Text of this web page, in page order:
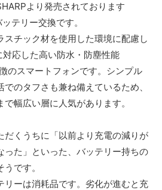
より発売されております
テリー交換です。
スチック材を使用した環境に配慮し
応した高い防水・防塵性能
のスマートフォンです。シンプル
のタフさも兼ね備えているため、
幅広い層に人気があります。
だくうちに「以前より充電の減りが
った」といった、バッテリー持ちの
です。
リーは消耗品です。劣化が進むと充